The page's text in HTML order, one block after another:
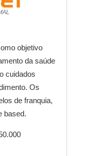
objetivo
da saúde
cuidados
Os
de franquia,
based.